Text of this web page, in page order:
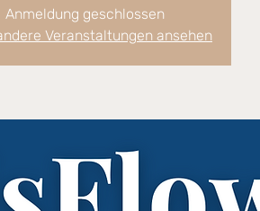
Anmeldung geschlossen
Veranstaltungen ansehen